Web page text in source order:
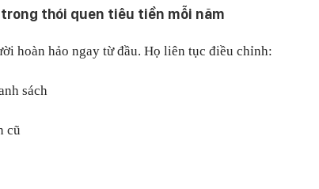
thói quen tiêu tiền mỗi năm
hoàn hảo ngay từ đầu. Họ liên tục điều chỉnh:
sách
cũ